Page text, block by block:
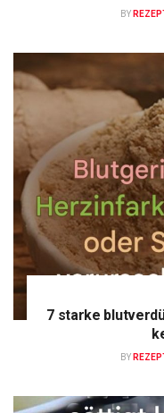
BY
7 starke
BY